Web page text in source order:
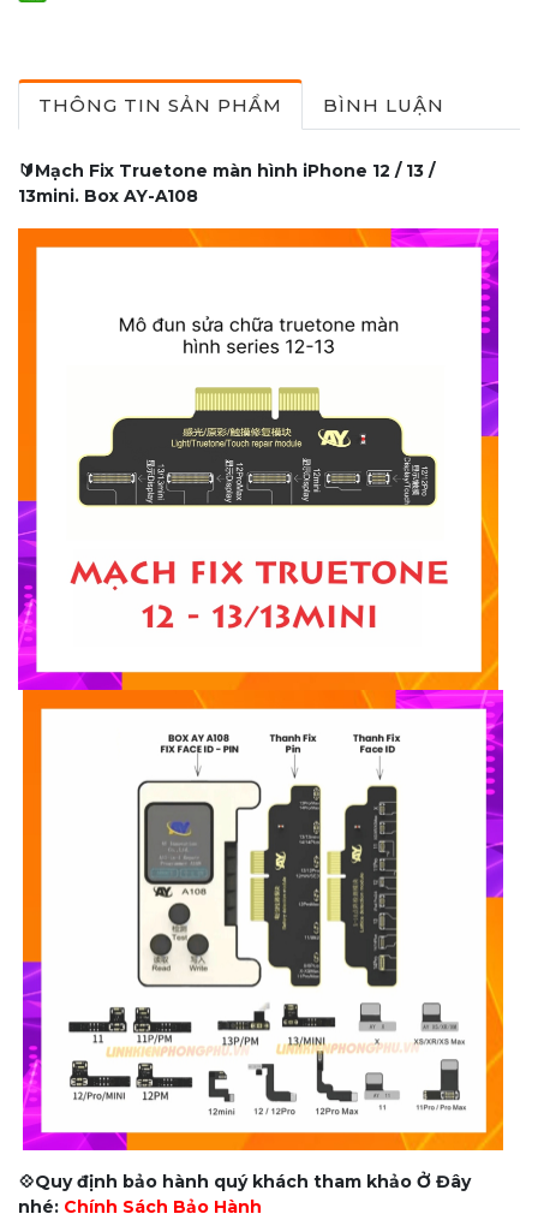
THÔNG TIN SẢN PHẨM BÌNH LUẬN
🔰Mạch Fix Truetone màn hình iPhone 12 / 13 /
13mini. Box AY-A108
💠Quy định bảo hành quý khách tham khảo Ở Đây
nhé: Chính Sách Bảo Hành